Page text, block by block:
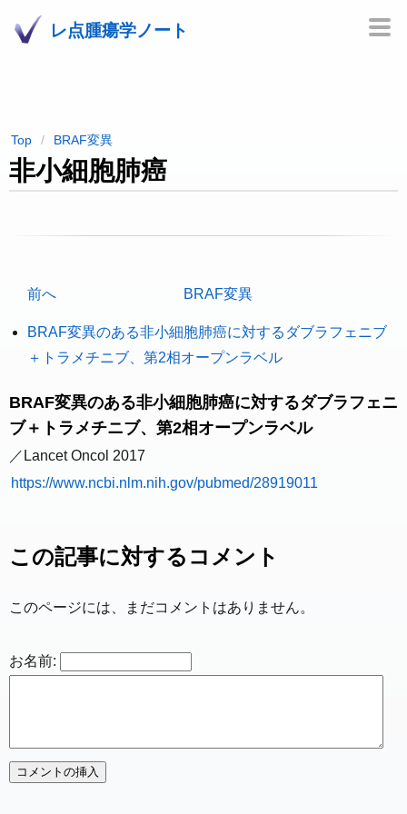
レ点腫瘍学ノート
Top BRAF変異
非小細胞肺癌
前へ BRAF変異
BRAF変異のある非小細胞肺癌に対するダブラフェニブ
＋トラメチニブ、第2相オープンラベル
BRAF変異のある非小細胞肺癌に対するダブラフェニ
ブ＋トラメチニブ、第2相オープンラベル
／Lancet Oncol 2017
https://www.ncbi.nlm.nih.gov/pubmed/28919011
この記事に対するコメント
このページには、まだコメントはありません。
お名前: